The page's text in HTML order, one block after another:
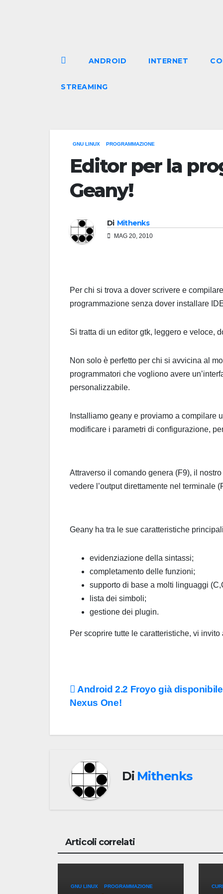
ANDROID INTERNET
STREAMING
GNU LINUX PROGRAMMAZIONE
Editor per la
Geany!
Di Mithenks
MAG 20, 2010
Per chi si trova a dover scrivere e
programmazione senza dover installare
Si tratta di un editor gtk, leggero e veloce,
Non solo è perfetto per chi si avvicina al
programmatori che vogliono avere
personalizzabile.
Installiamo geany e proviamo a compilare
modificare i parametri di configurazione,
Attraverso il comando genera (F9), il
vedere l’output direttamente nel terminale
Geany ha tra le sue caratteristiche
evidenziazione della sintassi;
completamento delle funzioni;
supporto di base a molti linguaggi
lista dei simboli;
gestione dei plugin.
Per scoprire tutte le caratteristiche, vi invito
Navigazione
Android 2.2 Froyo già
Nexus One!
Di Mithenks
Articoli correlati
GNU LINUX PROGRAMMAZIONE